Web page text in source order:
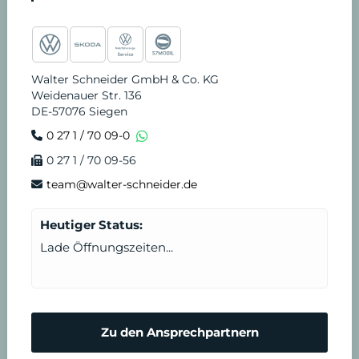
e
b
o
o
k
t
a
g
r
a
m
t
u
b
e
t
o
Walter Schneider GmbH & Co. KG
Weidenauer Str. 136
DE-57076 Siegen
0 27 1 / 70 09-0
0 27 1 / 70 09-56
team@walter-schneider.de
Heutiger Status:
Lade Öffnungszeiten...
Zu den Ansprechpartnern